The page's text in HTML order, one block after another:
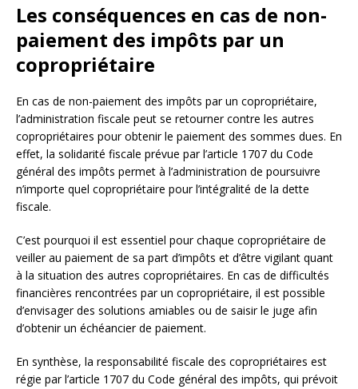
Les conséquences en cas de non-
paiement des impôts par un
copropriétaire
En cas de non-paiement des impôts par un copropriétaire,
l’administration fiscale peut se retourner contre les autres
copropriétaires pour obtenir le paiement des sommes dues. En
effet, la solidarité fiscale prévue par l’article 1707 du Code
général des impôts permet à l’administration de poursuivre
n’importe quel copropriétaire pour l’intégralité de la dette
fiscale.
C’est pourquoi il est essentiel pour chaque copropriétaire de
veiller au paiement de sa part d’impôts et d’être vigilant quant
à la situation des autres copropriétaires. En cas de difficultés
financières rencontrées par un copropriétaire, il est possible
d’envisager des solutions amiables ou de saisir le juge afin
d’obtenir un échéancier de paiement.
En synthèse, la responsabilité fiscale des copropriétaires est
régie par l’article 1707 du Code général des impôts, qui prévoit